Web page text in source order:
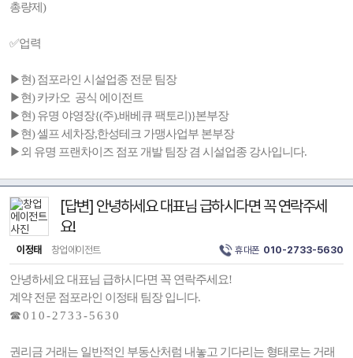
총량제)
✅업력
▶현) 점포라인 시설업종 전문 팀장
▶현) 카카오 공식 에이전트
▶현) 유명 야영장{(주).배베큐 팩토리)}본부장
▶현) 셀프 세차장,한성테크 가맹사업부 본부장
▶외 유명 프랜차이즈 점포 개발 팀장 겸 시설업종 강사입니다.
[답변] 안녕하세요 대표님 급하시다면 꼭 연락주세
요!
이정태 창업에이전트 휴대폰 010-2733-5630
안녕하세요 대표님 급하시다면 꼭 연락주세요!
계약 전문 점포라인 이정태 팀장 입니다.
☎ 0 1 0 - 2 7 3 3 - 5 6 3 0
권리금 거래는 일반적인 부동산처럼 내놓고 기다리는 형태로는 거래